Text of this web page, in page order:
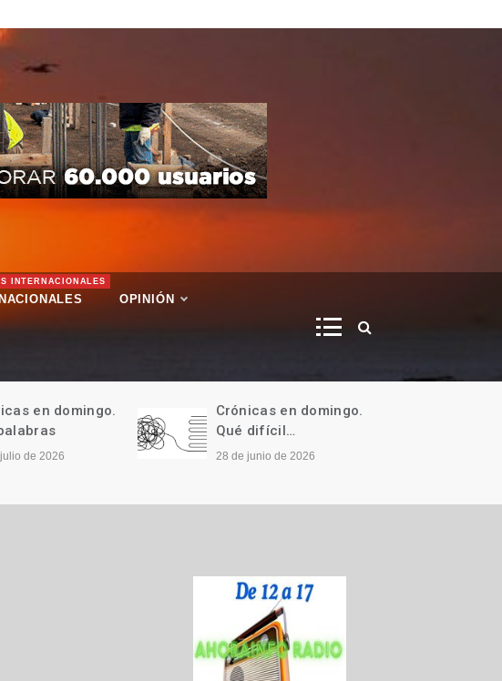
INTERNACIONALES
OPINIÓN
en domingo.
de 2026
Crónicas en domingo.
Qué difícil…
28 de junio de 2026